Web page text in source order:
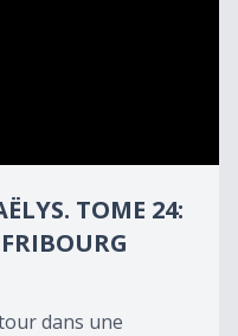
TOME 24:
dans une